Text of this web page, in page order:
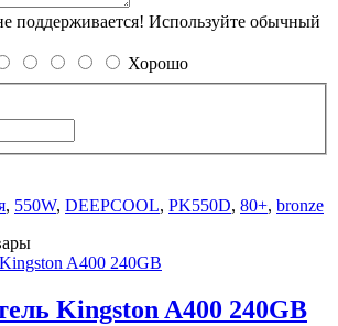
поддерживается! Используйте обычный
Хорошо
, 550W, DEEPCOOL, PK550D, 80+, bronze
Kingston A400 240GB